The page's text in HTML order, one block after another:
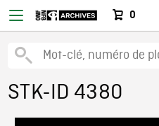
0
STK-ID 4380